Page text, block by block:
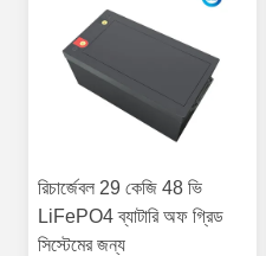
রিচার্জেবল 29 কেজি 48 ভি
LiFePO4 ব্যাটারি অফ গ্রিড
সিস্টেমের জন্য